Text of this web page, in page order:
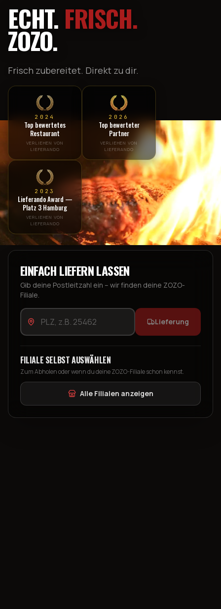
ECHT. FRISCH.
ZOZO.
Frisch zubereitet. Direkt zu dir.
2024
Top bewertetes
Restaurant
VERLIEHEN VON
LIEFERANDO
2026
Top bewerteter
Partner
VERLIEHEN VON
LIEFERANDO
2023
Lieferando Award —
Platz 3 Hamburg
VERLIEHEN VON
LIEFERANDO
EINFACH LIEFERN LASSEN
Gib deine Postleitzahl ein – wir finden deine ZOZO-
Filiale.
Lieferung
FILIALE SELBST AUSWÄHLEN
Zum Abholen oder wenn du deine ZOZO-Filiale schon kennst.
Alle Filialen anzeigen